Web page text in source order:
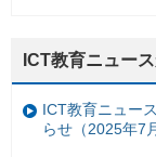
ICT教育ニュー
ICT教育ニュー
らせ（2025年7